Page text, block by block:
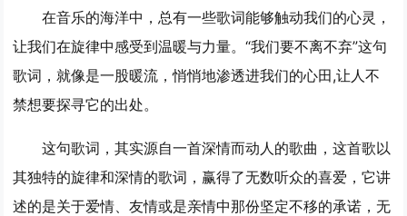
在音乐的海洋中，总有一些歌词能够触动我们的心灵，
让我们在旋律中感受到温暖与力量。“我们要不离不弃”这句
歌词，就像是一股暖流，悄悄地渗透进我们的心田,让人不
禁想要探寻它的出处。
这句歌词，其实源自一首深情而动人的歌曲，这首歌以
其独特的旋律和深情的歌词，赢得了无数听众的喜爱，它讲
述的是关于爱情、友情或是亲情中那份坚定不移的承诺，无